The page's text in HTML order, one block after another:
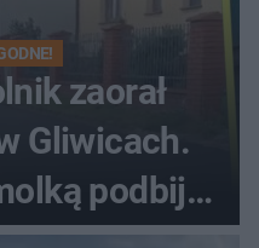
zaorał
Gliwicach.
podbija